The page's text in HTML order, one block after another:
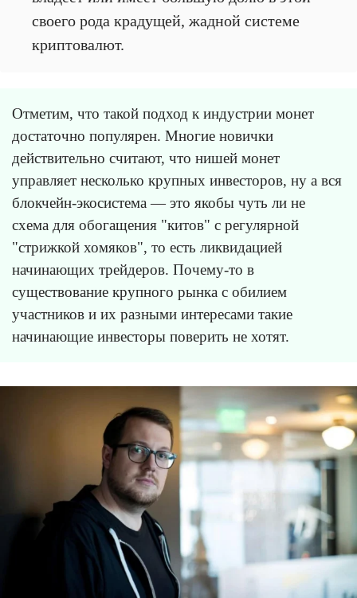
своего рода крадущей, жадной системе
криптовалют.
Отметим, что такой подход к индустрии монет
достаточно популярен. Многие новички
действительно считают, что нишей монет
управляет несколько крупных инвесторов, ну а вся
блокчейн-экосистема — это якобы чуть ли не
схема для обогащения "китов" с регулярной
"стрижкой хомяков", то есть ликвидацией
начинающих трейдеров. Почему-то в
существование крупного рынка с обилием
участников и их разными интересами такие
начинающие инвесторы поверить не хотят.